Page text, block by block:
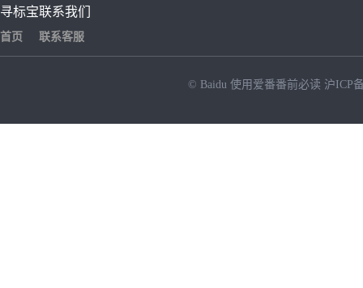
寻标宝
首页
联系我们
联系客服
© Baidu 使用爱番番前必读 沪ICP